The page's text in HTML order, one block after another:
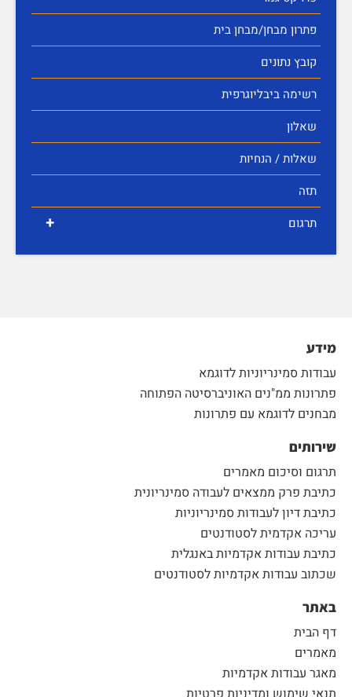
פתרון מבחן/מבחן בית
קובץ נתונים
רשימה ביבליוגרפית
שאלון
שאלות / הנחיות
תזה
+ תרגום
מידע
עבודות סמינריוניות לדוגמא
פתרונות ממ"נים האוניברסיטה הפתוחה
מבחנים לדוגמא עם פתרונות
שירותים
תרגום וסיכום מאמרים
כתיבת פרק ממצאים לעבודה סמינריונית
כתיבת דיון לעבודות סמינריוניות
עריכה אקדמית לסטודנטים
כתיבת עבודות אקדמיות באנגלית
שכתוב עבודות אקדמיות לסטודנטים
באתר
דף הבית
מאמרים
מאגר עבודות אקדמיות